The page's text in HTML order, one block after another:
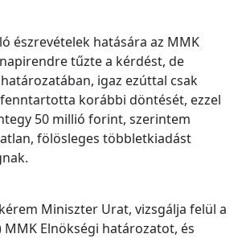
észrevételek hatására az MMK
tűzte a kérdést, de
határozatában, igaz ezúttal csak
korábbi döntését, ezzel
50 millió forint, szerintem
fölösleges többletkiadást
Miniszter Urat, vizsgálja felül a
MMK Elnökségi határozatot, és